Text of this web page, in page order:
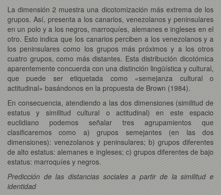
La dimensión 2 muestra una dicotomización más extrema de los
grupos. Así, presenta a los canarios, venezolanos y peninsulares
en un polo y a los negros, marroquíes, alemanes e ingleses en el
otro. Esto indica que los canarios perciben a los venezolanos y a
los peninsulares como los grupos más próximos y a los otros
cuatro grupos, como más distantes. Esta distribución dicotómica
aparentemente concuerda con una distinción lingüística y cultural,
que puede ser etiquetada como «semejanza cultural o
actitudinal» basándonos en la propuesta de Brown (1984).
En consecuencia, atendiendo a las dos dimensiones (similitud de
estatus y similitud cultural o actitudinal) en este espacio
euclidiano podemos señalar tres agrupamientos que
clasificaremos como a) grupos semejantes (en las dos
dimensiones): venezolanos y peninsulares; b) grupos diferentes
de alto estatus: alemanes e ingleses; c) grupos diferentes de bajo
estatus: marroquíes y negros.
Predicción de las distancias sociales a partir de la similitud e
identidad